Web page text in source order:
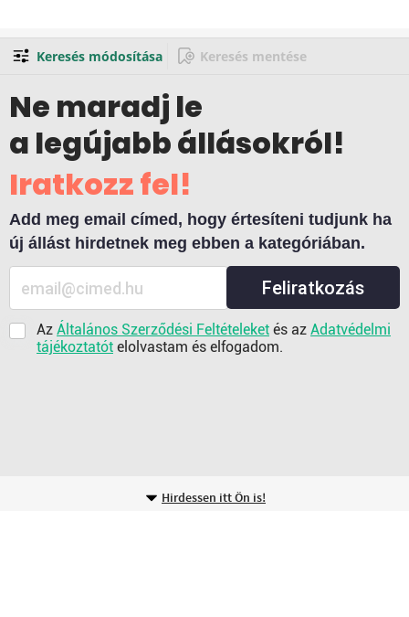
Keresés módosítása Keresés mentése
Ne maradj le
a legújabb állásokról!
Iratkozz fel!
Add meg email címed, hogy értesíteni tudjunk ha
új állást hirdetnek meg ebben a kategóriában.
Feliratkozás
Az Általános Szerződési Feltételeket és az Adatvédelmi
tájékoztatót elolvastam és elfogadom.
Hirdessen itt Ön is!